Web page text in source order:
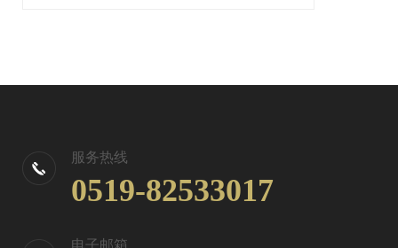
服务热线
0519-82533017
电子邮箱